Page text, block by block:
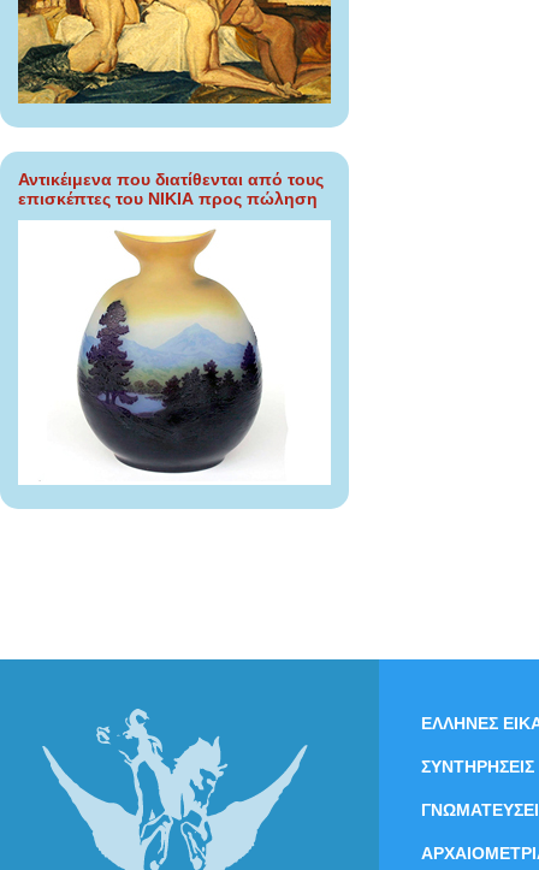
Αντικέιμενα που διατίθενται από τους
επισκέπτες του ΝΙΚΙΑ προς πώληση
ΕΛΛΗΝΕΣ
ΣΥΝΤΗΡΗΣΕΙΣ